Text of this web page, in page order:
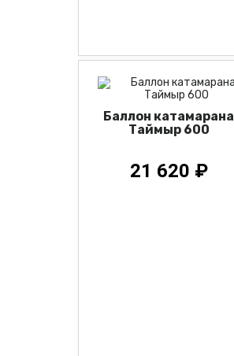
Баллон катамарана
Таймыр 600
21 620 ₽